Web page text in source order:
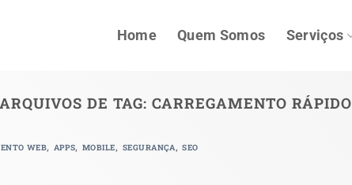
Home Quem Somos Serviços
ARQUIVOS DE TAG: CARREGAMENTO RÁPIDO
WEB, APPS, MOBILE, SEGURANÇA, SEO